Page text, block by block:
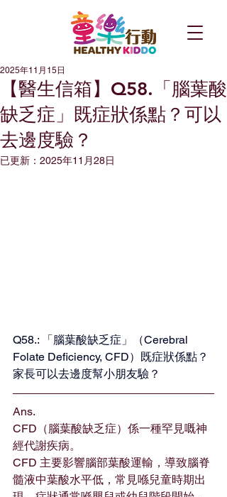
【醫生信箱】Q58.「腦葉酸
缺乏症」既症狀係點？可以
去邊度驗？
2025年11月15日
已更新： 2025年11月28日
Q58.: 「腦葉酸缺乏症」（Cerebral
Folate Deficiency, CFD）既症狀係點？
家長可以去邊度幫小朋友驗？
Ans.
CFD（腦葉酸缺乏症）係一種罕見嘅神
經代謝疾病。
CFD 主要影響腦部葉酸運輸，導致腦脊
髓液中葉酸水平低，常見喺兒童時期出